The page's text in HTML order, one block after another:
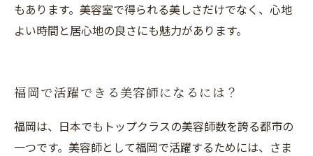
もあります。美容室で得られる美しさだけでなく、心地
よい時間と居心地の良さにも魅力があります。
福岡で活躍できる美容師になるには？
福岡は、日本でもトップクラスの美容師数を誇る都市の
一つです。美容師として福岡で活躍するためには、さま